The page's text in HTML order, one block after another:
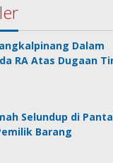
Dalam
RA Atas Dugaan
Selundup di
Barang